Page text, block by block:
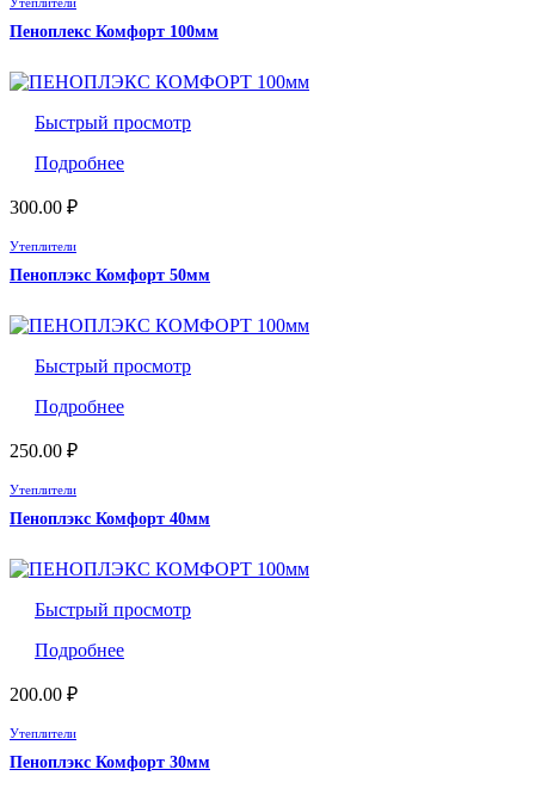
Пеноплекс Комфорт 100мм
Быстрый просмотр
Подробнее
300.00 ₽
Утеплители
Пеноплэкс Комфорт 50мм
Быстрый просмотр
Подробнее
250.00 ₽
Утеплители
Пеноплэкс Комфорт 40мм
Быстрый просмотр
Подробнее
200.00 ₽
Утеплители
Пеноплэкс Комфорт 30мм